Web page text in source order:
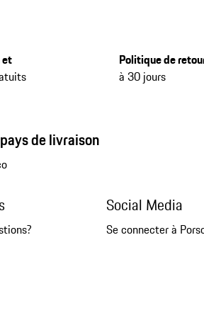
et
Politique de
à 30 jours
de livraison
Social Media
Se connecter à